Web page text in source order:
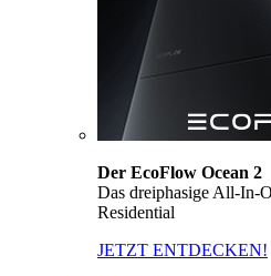
Der EcoFlow Ocean 2
Das dreiphasige All-In-
Residential
JETZT ENTDECKEN!